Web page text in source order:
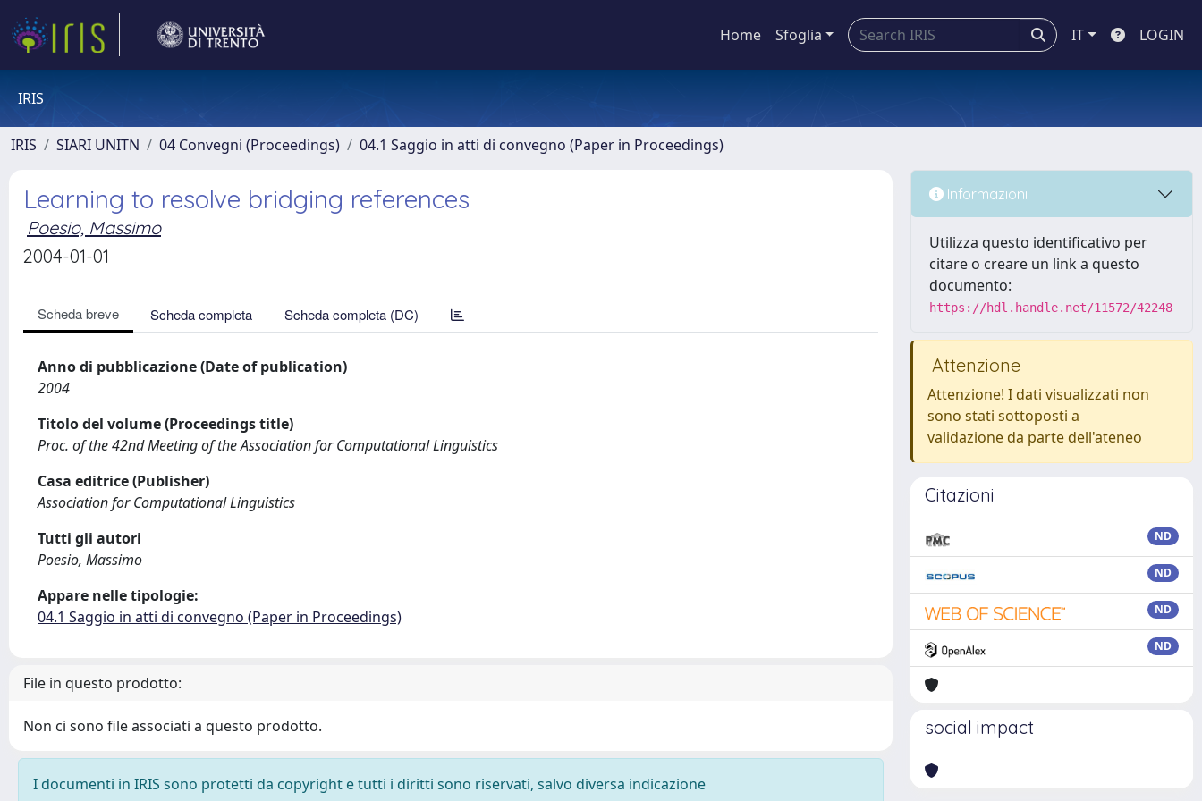
Home Sfoglia IT LOGIN
IRIS
IRIS SIARI UNITN 04 Convegni (Proceedings) 04.1 Saggio in atti di convegno (Paper in Proceedings)
Learning to resolve bridging references
Poesio, Massimo
2004-01-01
Scheda breve Scheda completa Scheda completa (DC)
Anno di pubblicazione (Date of publication)
2004
Titolo del volume (Proceedings title)
Proc. of the 42nd Meeting of the Association for Computational Linguistics
Casa editrice (Publisher)
Association for Computational Linguistics
Tutti gli autori
Poesio, Massimo
Appare nelle tipologie:
04.1 Saggio in atti di convegno (Paper in Proceedings)
File in questo prodotto:
Non ci sono file associati a questo prodotto.
I documenti in IRIS sono protetti da copyright e tutti i diritti sono riservati, salvo diversa indicazione
Informazioni
Utilizza questo identificativo per
citare o creare un link a questo
documento:
https://hdl.handle.net/11572/42248
Attenzione
Attenzione! I dati visualizzati non
sono stati sottoposti a
validazione da parte dell'ateneo
Citazioni
ND
ND
ND
ND
social impact